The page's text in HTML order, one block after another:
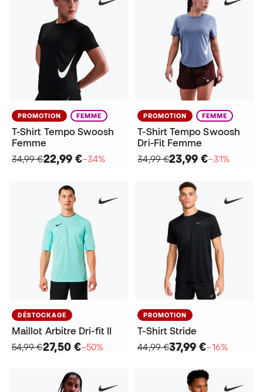
PROMOTION FEMME
T-Shirt Tempo Swoosh
Femme
34,99 €22,99 €−34%
PROMOTION FEMME
T-Shirt Tempo Swoosh
Dri-Fit Femme
34,99 €23,99 €−31%
DÉSTOCKAGE
Maillot Arbitre Dri-fit II
54,99 €27,50 €−50%
PROMOTION
T-Shirt Stride
44,99 €37,99 €−16%